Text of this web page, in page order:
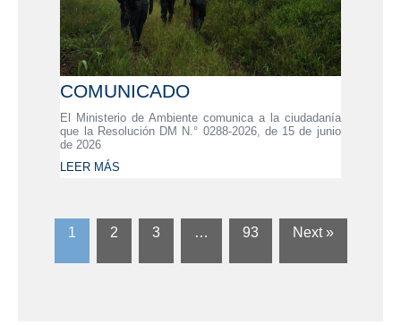
COMUNICADO
El Ministerio de Ambiente comunica a la ciudadanía
que la Resolución DM N.° 0288-2026, de 15 de junio
de 2026
LEER MÁS
1 2 3 … 93 Next »